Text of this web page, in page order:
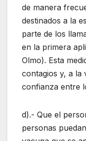
de manera
destinados a la
parte de los
en la primera
Olmo). Esta
contagios y, a la
confianza entre
d).- Que el
personas